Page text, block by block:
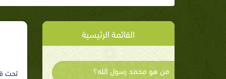
القائمة الرئيسية
من هو محمد رسول الله؟ تحت